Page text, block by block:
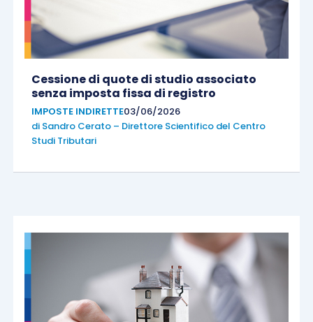
Cessione di quote di studio associato
senza imposta fissa di registro
IMPOSTE INDIRETTE03/06/2026
di Sandro Cerato – Direttore Scientifico del Centro
Studi Tributari